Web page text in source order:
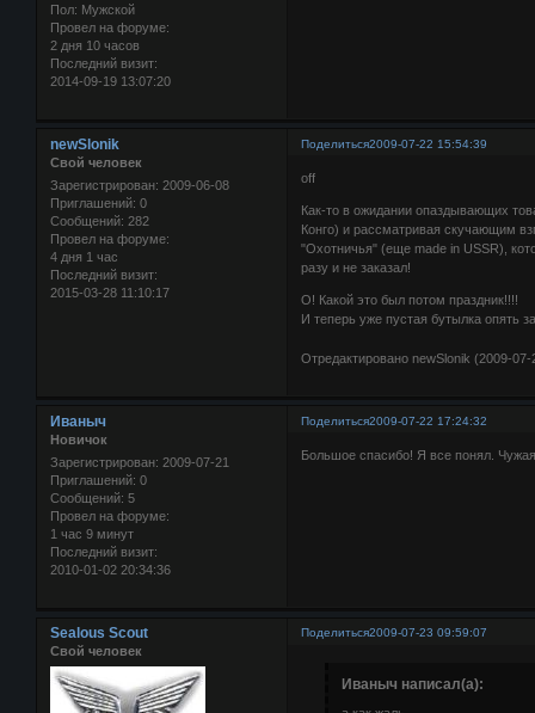
Пол: Мужской
Провел на форуме:
2 дня 10 часов
Последний визит:
2014-09-19 13:07:20
Поделиться2009-07-22 15:54:39
newSlonik
Свой человек
Зарегистрирован: 2009-06-08
Приглашений: 0
Сообщений: 282
Провел на форуме:
4 дня 1 час
Последний визит:
2015-03-28 11:10:17
оff
Как-то в ожидании опаздывающих
Конго) и рассматривая скучающим
"Охотничья" (еще made in USSR),
разу и не заказал!
О! Какой это был потом праздник!!!!
И теперь уже пустая бутылка опять
Отредактировано newSlonik (2009-07-
Поделиться2009-07-22 17:24:32
Иваныч
Новичок
Зарегистрирован: 2009-07-21
Приглашений: 0
Сообщений: 5
Провел на форуме:
1 час 9 минут
Последний визит:
2010-01-02 20:34:36
Большое спасибо! Я все понял.
Поделиться2009-07-23 09:59:07
Sealous Scout
Свой человек
Иваныч написал(а):